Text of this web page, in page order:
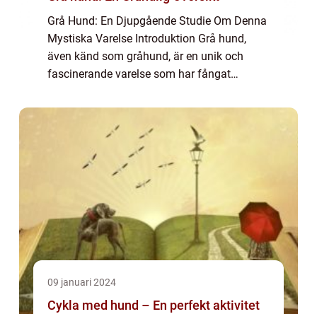
Grå Hund: En Djupgående Studie Om Denna
Mystiska Varelse Introduktion Grå hund,
även känd som gråhund, är en unik och
fascinerande varelse som har fångat
världen. Denna artikel kommer ge en
omfattande översikt om gr...
09 januari 2024
Cykla med hund – En perfekt aktivitet